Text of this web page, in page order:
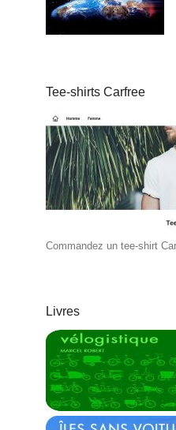
Tee-shirts Carfree
Commandez un tee-shirt
Livres